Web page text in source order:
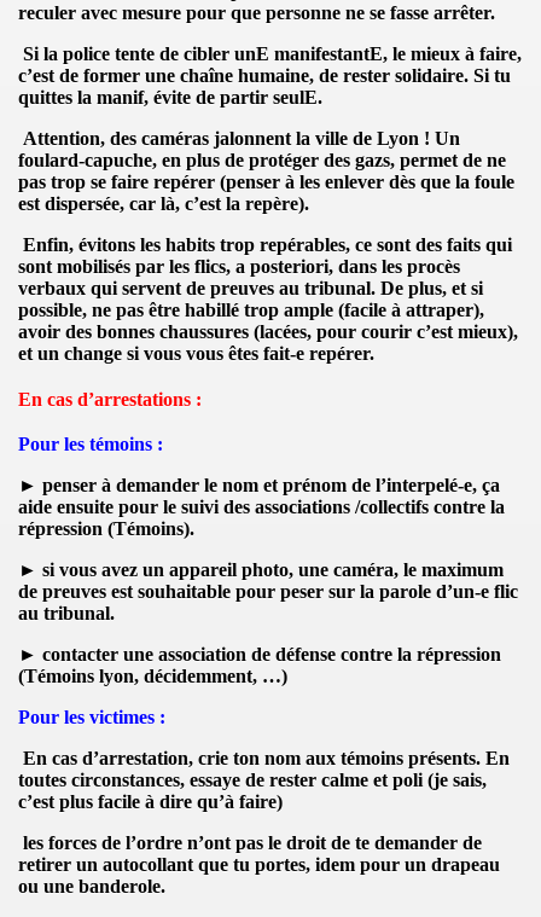
reculer avec mesure pour que personne ne se fasse arrêter.
Si la police tente de cibler unE manifestantE, le mieux à faire,
c’est de former une chaîne humaine, de rester solidaire. Si tu
quittes la manif, évite de partir seulE.
Attention, des caméras jalonnent la ville de Lyon ! Un
foulard-capuche, en plus de protéger des gazs, permet de ne
pas trop se faire repérer (penser à les enlever dès que la foule
est dispersée, car là, c’est la repère).
Enfin, évitons les habits trop repérables, ce sont des faits qui
sont mobilisés par les flics, a posteriori, dans les procès
verbaux qui servent de preuves au tribunal. De plus, et si
possible, ne pas être habillé trop ample (facile à attraper),
avoir des bonnes chaussures (lacées, pour courir c’est mieux),
et un change si vous vous êtes fait-e repérer.
En cas d’arrestations :
Pour les témoins :
► penser à demander le nom et prénom de l’interpelé-e, ça
aide ensuite pour le suivi des associations /collectifs contre la
répression (Témoins).
► si vous avez un appareil photo, une caméra, le maximum
de preuves est souhaitable pour peser sur la parole d’un-e flic
au tribunal.
► contacter une association de défense contre la répression
(Témoins lyon, décidemment, …)
Pour les victimes :
En cas d’arrestation, crie ton nom aux témoins présents. En
toutes circonstances, essaye de rester calme et poli (je sais,
c’est plus facile à dire qu’à faire)
les forces de l’ordre n’ont pas le droit de te demander de
retirer un autocollant que tu portes, idem pour un drapeau
ou une banderole.
anarchistes)
autres...
la symbolique de l'extreme droite
Gav